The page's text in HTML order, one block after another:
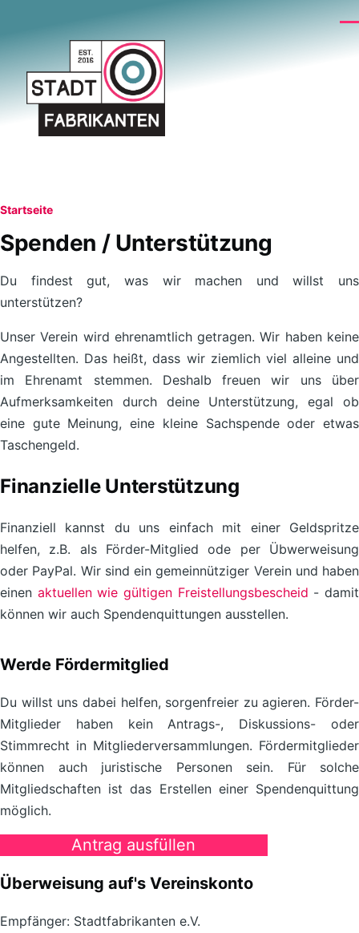
Pfadnavigation
Startseite
Spenden / Unterstützung
Du findest gut, was wir machen und willst uns
unterstützen?
Unser Verein wird ehrenamtlich getragen. Wir haben keine
Angestellten. Das heißt, dass wir ziemlich viel alleine und
im Ehrenamt stemmen. Deshalb freuen wir uns über
Aufmerksamkeiten durch deine Unterstützung, egal ob
eine gute Meinung, eine kleine Sachspende oder etwas
Taschengeld.
Finanzielle Unterstützung
Finanziell kannst du uns einfach mit einer Geldspritze
helfen, z.B. als Förder-Mitglied ode per Übwerweisung
oder PayPal. Wir sind ein gemeinnütziger Verein und haben
einen aktuellen wie gültigen Freistellungsbescheid - damit
können wir auch Spendenquittungen ausstellen.
Werde Fördermitglied
Du willst uns dabei helfen, sorgenfreier zu agieren. Förder-
Mitglieder haben kein Antrags-, Diskussions- oder
Stimmrecht in Mitgliederversammlungen. Fördermitglieder
können auch juristische Personen sein. Für solche
Mitgliedschaften ist das Erstellen einer Spendenquittung
möglich.
Antrag ausfüllen
Überweisung auf's Vereinskonto
Empfänger: Stadtfabrikanten e.V.